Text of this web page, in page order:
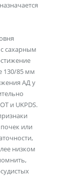
сахарным
130/85 мм
АД у
и UKPDS.
или
низком